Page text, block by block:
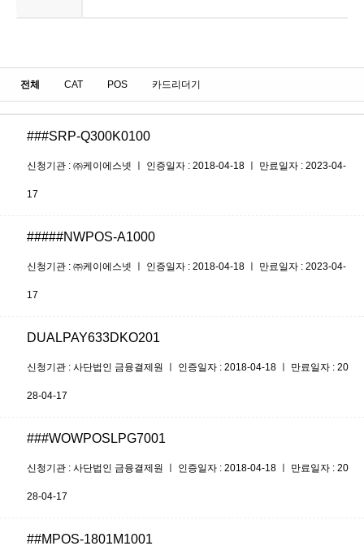
전체 CAT POS 카드리더기
###SRP-Q300K0100
신청기관 : ㈜케이에스넷 ㅣ 인증일자 : 2018-04-18 ㅣ 만료일자 : 2023-04-
17
#####NWPOS-A1000
신청기관 : ㈜케이에스넷 ㅣ 인증일자 : 2018-04-18 ㅣ 만료일자 : 2023-04-
17
DUALPAY633DKO201
신청기관 : 사단법인 금융결제원 ㅣ 인증일자 : 2018-04-18 ㅣ 만료일자 : 20
28-04-17
###WOWPOSLPG7001
신청기관 : 사단법인 금융결제원 ㅣ 인증일자 : 2018-04-18 ㅣ 만료일자 : 20
28-04-17
##MPOS-1801M1001